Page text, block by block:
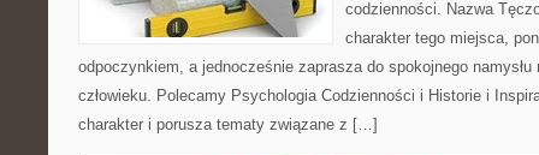
codzienności. Nazwa
charakter tego miejsca,
odpoczynkiem, a jednocześnie zaprasza do spokojnego
człowieku. Polecamy Psychologia Codzienności i Historie i
charakter i porusza tematy związane z […]